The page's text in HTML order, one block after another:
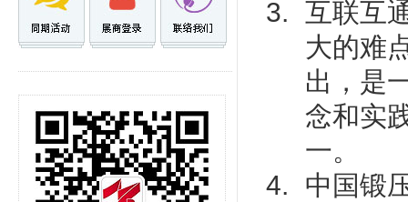
互联互
大的难
出，是
念和实
一。
中国锻